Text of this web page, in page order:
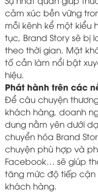
cảm xúc bền vững
mỗi kênh kể một kiểu
tục, Brand Story sẽ bị
theo thời gian. Mặt
tố cần làm nổi bật
hiệu.
Phát hành trên các
Để câu chuyện
khách hàng, doanh
dung nằm yên dưới
chuyển hóa Brand
chuyện phù hợp và
Facebook… sẽ giúp
tăng mức độ tiếp cận
khách hàng.